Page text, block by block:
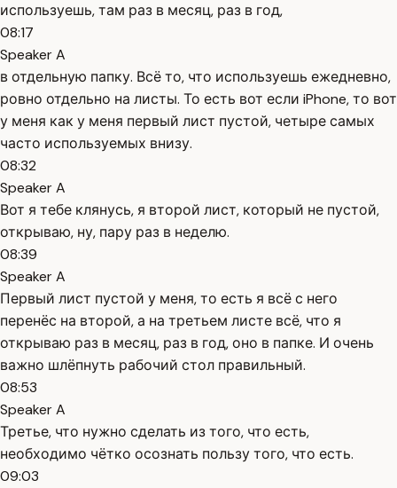
используешь, там раз в месяц, раз в год,
08:17
Speaker A
в отдельную папку. Всё то, что используешь ежедневно,
ровно отдельно на листы. То есть вот если iPhone, то вот
у меня как у меня первый лист пустой, четыре самых
часто используемых внизу.
08:32
Speaker A
Вот я тебе клянусь, я второй лист, который не пустой,
открываю, ну, пару раз в неделю.
08:39
Speaker A
Первый лист пустой у меня, то есть я всё с него
перенёс на второй, а на третьем листе всё, что я
открываю раз в месяц, раз в год, оно в папке. И очень
важно шлёпнуть рабочий стол правильный.
08:53
Speaker A
Третье, что нужно сделать из того, что есть,
необходимо чётко осознать пользу того, что есть.
09:03